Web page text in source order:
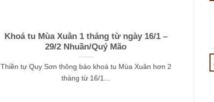
Khoá tu Mùa Xuân 1 tháng từ ngày 16/1 –
29/2 Nhuần/Quý Mão
Thiền tự Quy Sơn thông báo khoá tu Mùa Xuân hơn 2
tháng từ 16/1...